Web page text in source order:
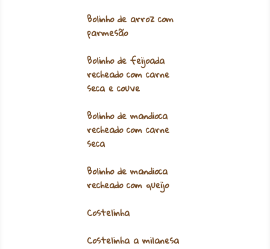
Bolinho de arroz com
parmesão
Bolinho de feijoada
recheado com carne
seca e couve
Bolinho de mandioca
recheado com carne
seca
Bolinho de mandioca
recheado com queijo
Costelinha
Costelinha a milanesa